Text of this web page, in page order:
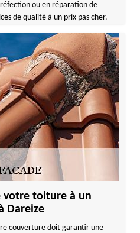
ou en réparation de
de qualité à un prix pas cher.
votre toiture à un
Dareize
couverture doit garantir une